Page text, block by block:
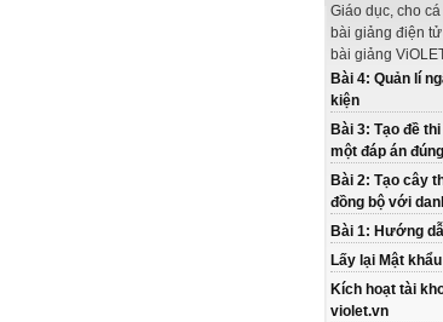
Giáo dục, cho
bài giảng điện
bài giảng
Bài 4: Quản lí
kiện
Bài 3: Tạo đề
một đáp án đúng
Bài 2: Tạo cây
đồng bộ với
Bài 1: Hướng
Lấy lại Mật
Kích hoạt tài
violet.vn